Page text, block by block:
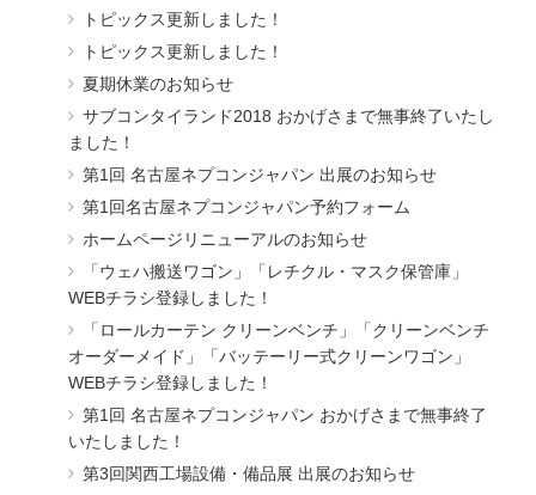
トピックス更新しました！
トピックス更新しました！
夏期休業のお知らせ
サブコンタイランド2018 おかげさまで無事終了いたし
ました！
第1回 名古屋ネプコンジャパン 出展のお知らせ
第1回名古屋ネプコンジャパン予約フォーム
ホームページリニューアルのお知らせ
「ウェハ搬送ワゴン」「レチクル・マスク保管庫」
WEBチラシ登録しました！
「ロールカーテン クリーンベンチ」「クリーンベンチ
オーダーメイド」「バッテーリー式クリーンワゴン」
WEBチラシ登録しました！
第1回 名古屋ネプコンジャパン おかげさまで無事終了
いたしました！
第3回関西工場設備・備品展 出展のお知らせ